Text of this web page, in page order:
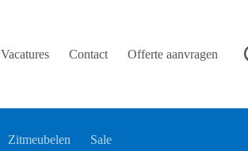
Vacatures Contact Offerte aanvragen
Zitmeubelen Sale